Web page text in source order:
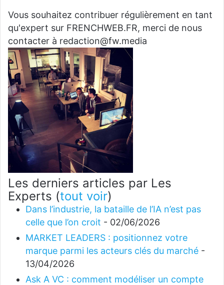
Vous souhaitez contribuer régulièrement en tant
qu'expert sur FRENCHWEB.FR, merci de nous
contacter à redaction@fw.media
Les derniers articles par Les
Experts (tout voir)
Dans l’industrie, la bataille de l’IA n’est pas
celle que l’on croit - 02/06/2026
MARKET LEADERS : positionnez votre
marque parmi les acteurs clés du marché -
13/04/2026
Ask A VC : comment modéliser un compte